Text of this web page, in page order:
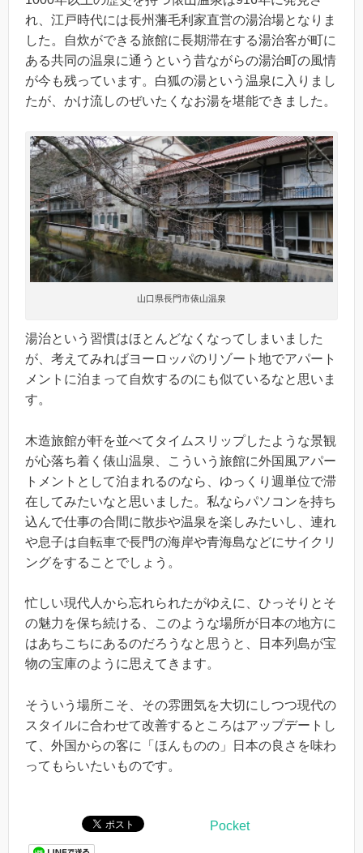
れ、江戸時代には長州藩毛利家直営の湯治場となりま
した。自炊ができる旅館に長期滞在する湯治客が町に
ある共同の温泉に通うという昔ながらの湯治町の風情
が今も残っています。白狐の湯という温泉に入りまし
たが、かけ流しのぜいたくなお湯を堪能できました。
山口県長門市俵山温泉
湯治という習慣はほとんどなくなってしまいました
が、考えてみればヨーロッパのリゾート地でアパート
メントに泊まって自炊するのにも似ているなと思いま
す。
木造旅館が軒を並べてタイムスリップしたような景観
が心落ち着く俵山温泉、こういう旅館に外国風アパー
トメントとして泊まれるのなら、ゆっくり週単位で滞
在してみたいなと思いました。私ならパソコンを持ち
込んで仕事の合間に散歩や温泉を楽しみたいし、連れ
や息子は自転車で長門の海岸や青海島などにサイクリ
ングをすることでしょう。
忙しい現代人から忘れられたがゆえに、ひっそりとそ
の魅力を保ち続ける、このような場所が日本の地方に
はあちこちにあるのだろうなと思うと、日本列島が宝
物の宝庫のように思えてきます。
そういう場所こそ、その雰囲気を大切にしつつ現代の
スタイルに合わせて改善するところはアップデートし
て、外国からの客に「ほんものの」日本の良さを味わ
ってもらいたいものです。
Pocket